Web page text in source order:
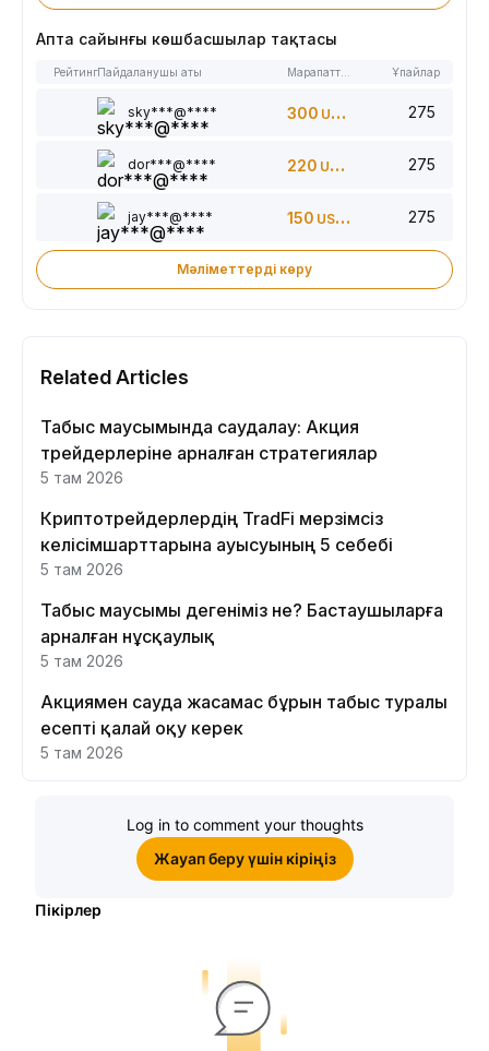
Апта сайынғы көшбасшылар тақтасы
РейтингПайдаланушы аты Марапаттар Ұпайлар
sky***@**** 300 USDT 275
dor***@**** 220 USDT 275
jay***@**** 150 USDT 275
Мәліметтерді көру
Related Articles
Табыс маусымында саудалау: Акция
трейдерлеріне арналған стратегиялар
5 там 2026
Криптотрейдерлердің TradFi мерзімсіз
келісімшарттарына ауысуының 5 себебі
5 там 2026
Табыс маусымы дегеніміз не? Бастаушыларға
арналған нұсқаулық
5 там 2026
Акциямен сауда жасамас бұрын табыс туралы
есепті қалай оқу керек
5 там 2026
Log in to comment your thoughts
Жауап беру үшін кіріңіз
Пікірлер